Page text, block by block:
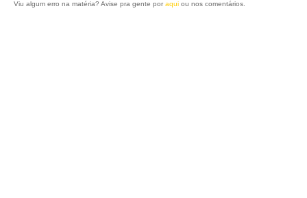
Viu algum erro na matéria? Avise pra gente por aqui ou nos comentários.